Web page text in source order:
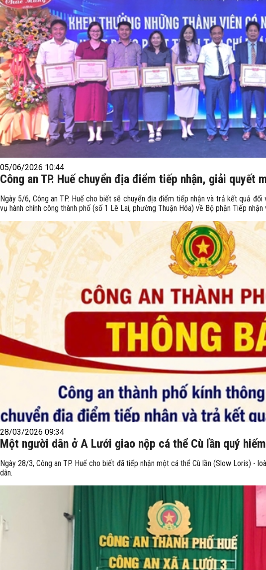
05/06/2026 10:44
Công an TP. Huế chuyển địa điểm tiếp nhận, giải quyết
Ngày 5/6, Công an TP. Huế cho biết sẽ chuyển địa điểm tiếp nhận và trả kết quả
vụ hành chính công thành phố (số 1 Lê Lai, phường Thuận Hóa) về Bộ phận Tiếp
28/03/2026 09:34
Một người dân ở A Lưới giao nộp cá thể Cù lần quý
Ngày 28/3, Công an TP. Huế cho biết đã tiếp nhận một cá thể Cù lần (Slow Loris) -
dân.